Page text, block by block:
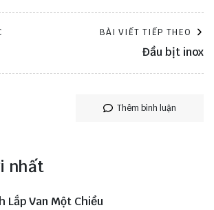
BÀI VIẾT TIẾP THEO
Đầu bịt inox
Thêm bình luận
nhất
Lắp Van Một Chiều